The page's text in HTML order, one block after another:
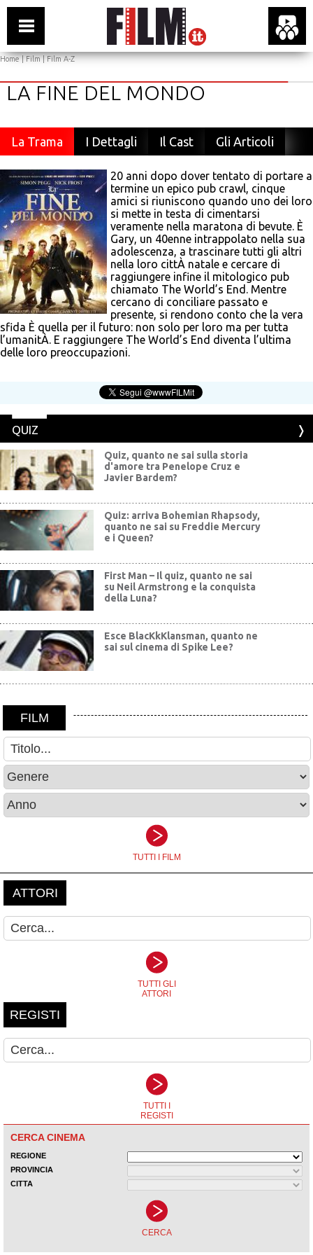
Home|Film|Film A-Z
LA FINE DEL MONDO
La Trama I Dettagli Il Cast Gli Articoli
20 anni dopo dover tentato di portare a
termine un epico pub crawl, cinque
amici si riuniscono quando uno dei loro
si mette in testa di cimentarsi
veramente nella maratona di bevute. È
Gary, un 40enne intrappolato nella sua
adolescenza, a trascinare tutti gli altri
nella loro cittÀ natale e cercare di
raggiungere infine il mitologico pub
chiamato The World’s End. Mentre
cercano di conciliare passato e
presente, si rendono conto che la vera
sfida È quella per il futuro: non solo per loro ma per tutta
l’umanitÀ. E raggiungere The World’s End diventa l’ultima
delle loro preoccupazioni.
QUIZ
Quiz, quanto ne sai sulla storia
d'amore tra Penelope Cruz e
Javier Bardem?
Quiz: arriva Bohemian Rhapsody,
quanto ne sai su Freddie Mercury
e i Queen?
First Man – Il quiz, quanto ne sai
su Neil Armstrong e la conquista
della Luna?
Esce BlacKkKlansman, quanto ne
sai sul cinema di Spike Lee?